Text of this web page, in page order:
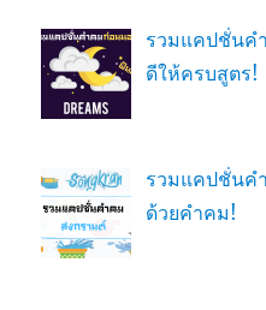
รวมแคปชั่นค
ดีให้ครบสูตร!
รวมแคปชั่นค
ด้วยคำคม!